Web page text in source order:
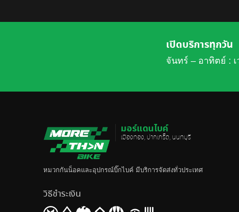
เปิดบริการทุกวัน
จันทร์ – อาทิตย์ : เ
มอร์แดนไบค์
เมืองทอง, ปากเกร็ด, นนทบุรี
หมวกกันน็อคและอุปกรณ์บิ๊กไบค์ มีบริการจัดส่งทั่วประเทศ
วิธีชำระเงิน